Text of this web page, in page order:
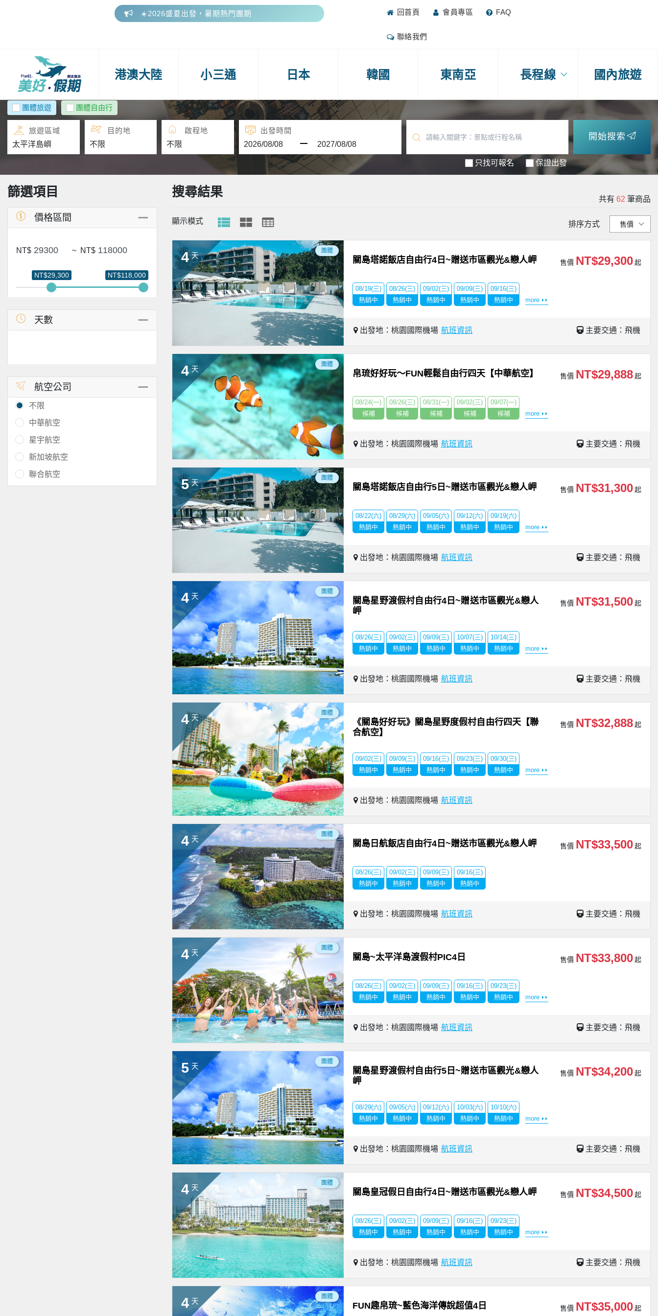
🎁 美好假期參團好評抽好禮 回首頁 會員專區 FAQ
聯絡我們
港澳大陸 小三通 日本 韓國 東南亞 長程線 國內旅遊
團體旅遊 團體自由行
旅遊區域 目的地 啟程地 出發時間
只找可報名 保證出發
開始搜索
篩選項目
價格區間
NT$ ~ NT$
NT$29,300 NT$118,000
天數
航空公司
不限
中華航空
星宇航空
新加坡航空
聯合航空
搜尋結果 共有 62 筆商品
顯示模式 排序方式
4 天
團體
關島塔諾飯店自由行4日~贈送市區觀光&戀人岬 售價 NT$29,300起
08/19(三)
熱銷中
08/26(三)
熱銷中
09/02(三)
熱銷中
09/09(三)
熱銷中
09/16(三)
熱銷中
more
出發地：桃園國際機場 航班資訊 主要交通：飛機
4 天
團體
帛琉好好玩～FUN輕鬆自由行四天【中華航空】 售價 NT$29,888起
08/24(一)
候補
08/26(三)
候補
08/31(一)
候補
09/02(三)
候補
09/07(一)
候補
more
出發地：桃園國際機場 航班資訊 主要交通：飛機
5 天
團體
關島塔諾飯店自由行5日~贈送市區觀光&戀人岬 售價 NT$31,300起
08/22(六)
熱銷中
08/29(六)
熱銷中
09/05(六)
熱銷中
09/12(六)
熱銷中
09/19(六)
熱銷中
more
出發地：桃園國際機場 航班資訊 主要交通：飛機
4 天
團體
關島星野渡假村自由行4日~贈送市區觀光&戀人
岬
售價 NT$31,500起
08/26(三)
熱銷中
09/02(三)
熱銷中
09/09(三)
熱銷中
10/07(三)
熱銷中
10/14(三)
熱銷中
more
出發地：桃園國際機場 航班資訊 主要交通：飛機
4 天
團體
《關島好好玩》關島星野度假村自由行四天【聯
合航空】
售價 NT$32,888起
09/02(三)
熱銷中
09/09(三)
熱銷中
09/16(三)
熱銷中
09/23(三)
熱銷中
09/30(三)
熱銷中
more
出發地：桃園國際機場 航班資訊
4 天
團體
關島日航飯店自由行4日~贈送市區觀光&戀人岬 售價 NT$33,500起
08/26(三)
熱銷中
09/02(三)
熱銷中
09/09(三)
熱銷中
09/16(三)
熱銷中
出發地：桃園國際機場 航班資訊 主要交通：飛機
4 天
團體
關島~太平洋島渡假村PIC4日 售價 NT$33,800起
08/26(三)
熱銷中
09/02(三)
熱銷中
09/09(三)
熱銷中
09/16(三)
熱銷中
09/23(三)
熱銷中
more
出發地：桃園國際機場 航班資訊 主要交通：飛機
5 天
團體
關島星野渡假村自由行5日~贈送市區觀光&戀人
岬
售價 NT$34,200起
08/29(六)
熱銷中
09/05(六)
熱銷中
09/12(六)
熱銷中
10/03(六)
熱銷中
10/10(六)
熱銷中
more
出發地：桃園國際機場 航班資訊 主要交通：飛機
4 天
團體
關島皇冠假日自由行4日~贈送市區觀光&戀人岬 售價 NT$34,500起
08/26(三)
熱銷中
09/02(三)
熱銷中
09/09(三)
熱銷中
09/16(三)
熱銷中
09/23(三)
熱銷中
more
出發地：桃園國際機場 航班資訊 主要交通：飛機
4 天
團體
FUN趣帛琉~藍色海洋傳說超值4日 售價 NT$35,000起